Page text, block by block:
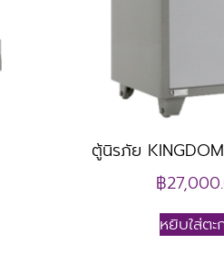
ตู้นิรภัย
฿
หยิบใส่ตะ